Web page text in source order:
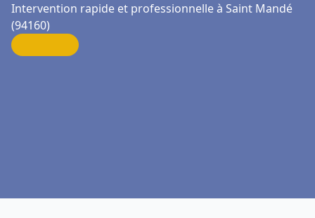
Intervention rapide et professionnelle à Saint Mandé
(94160)